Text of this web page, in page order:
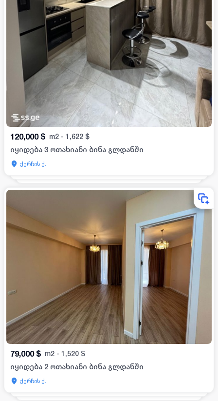
120,000 $ m2 - 1,622 $
იყიდება 3 ოთახიანი ბინა გლდანში
ქერჩის ქ.
79,000 $ m2 - 1,520 $
იყიდება 2 ოთახიანი ბინა გლდანში
ქერჩის ქ.